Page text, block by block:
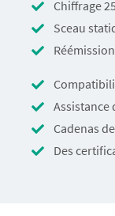
Chiffrage
Sceau
Assistance
Cadenas
Des